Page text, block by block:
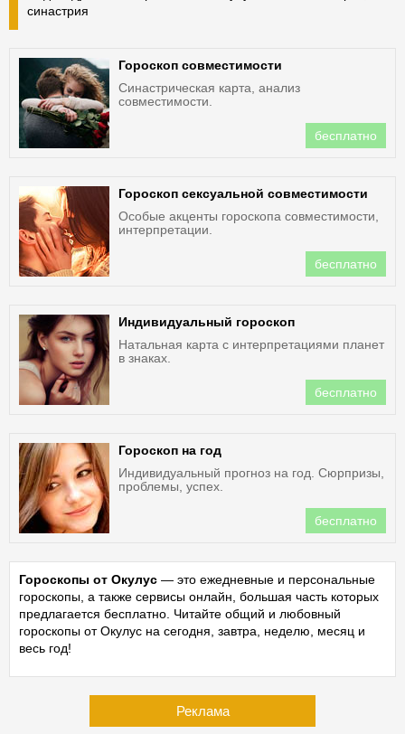
синастрия
Гороскоп совместимости
Синастрическая карта, анализ
совместимости.
бесплатно
Гороскоп сексуальной совместимости
Особые акценты гороскопа совместимости,
интерпретации.
бесплатно
Индивидуальный гороскоп
Натальная карта с интерпретациями планет
в знаках.
бесплатно
Гороскоп на год
Индивидуальный прогноз на год. Сюрпризы,
проблемы, успех.
бесплатно
Гороскопы от Окулус — это ежедневные и персональные
гороскопы, а также сервисы онлайн, большая часть которых
предлагается бесплатно. Читайте общий и любовный
гороскопы от Окулус на сегодня, завтра, неделю, месяц и
весь год!
Реклама